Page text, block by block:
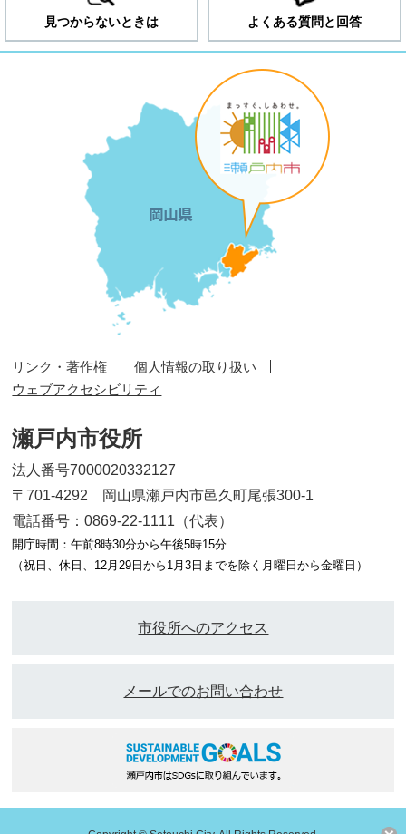
見つからないときは よくある質問と回答
リンク・著作権
個人情報の取り扱い
ウェブアクセシビリティ
瀬戸内市役所
法人番号7000020332127
〒701-4292 岡山県瀬戸内市邑久町尾張300-1
電話番号：0869-22-1111（代表）
開庁時間：午前8時30分から午後5時15分
（祝日、休日、12月29日から1月3日までを除く月曜日から金曜日）
市役所へのアクセス
メールでのお問い合わせ